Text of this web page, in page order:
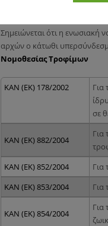
σύστημα έγκαιρης
Σημειώνεται ότι η ενωσιακή
αρχών ο κάτωθι
Νομοθεσίας Τροφίμων
ΚΑΝ (ΕΚ) 178/2002
Για
σε
ΚΑΝ (ΕΚ) 882/2004
Για
ΚΑΝ (ΕΚ) 852/2004
Για
ΚΑΝ (ΕΚ) 853/2004
Για
ΚΑΝ (ΕΚ) 854/2004
Για